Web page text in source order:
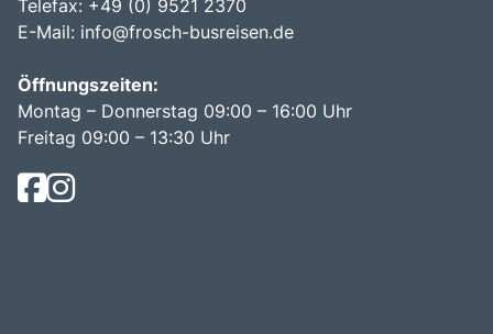
Telefax: +49 (0) 9521 2370
E-Mail: info@frosch-busreisen.de
Öffnungszeiten:
Montag – Donnerstag 09:00 – 16:00 Uhr
Freitag 09:00 – 13:30 Uhr